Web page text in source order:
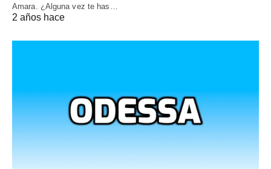
Amara. ¿Alguna vez te has…
2 años hace